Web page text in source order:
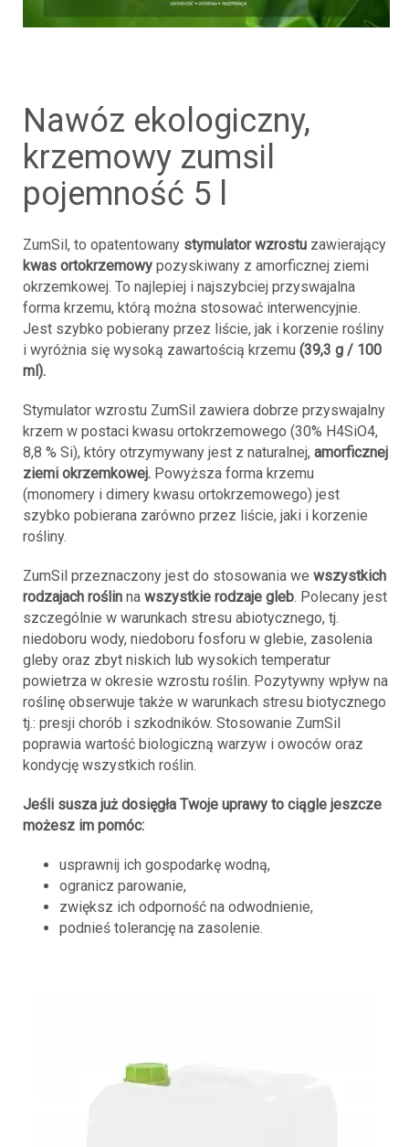
nawóz ekologiczny,
krzemowy zumsil
pojemność 5 l
ZumSil, to opatentowany stymulator wzrostu zawierający
kwas ortokrzemowy pozyskiwany z amorficznej ziemi
okrzemkowej. To najlepiej i najszybciej przyswajalna
forma krzemu, którą można stosować interwencyjnie.
Jest szybko pobierany przez liście, jak i korzenie rośliny
i wyróżnia się wysoką zawartością krzemu(39,3 g / 100
ml).
Stymulator wzrostu ZumSil zawiera dobrze przyswajalny
krzem w postaci kwasu ortokrzemowego (30% H4SiO4,
8,8 % Si), który otrzymywany jest z naturalnej,amorficznej
ziemi okrzemkowej. Powyższa forma krzemu
(monomery i dimery kwasu ortokrzemowego) jest
szybko pobierana zarówno przez liście, jaki i korzenie
rośliny.
ZumSil przeznaczony jest do stosowania we wszystkich
rodzajach roślin nawszystkie rodzaje gleb. Polecany jest
szczególnie w warunkach stresu abiotycznego, tj.
niedoboru wody, niedoboru fosforu w glebie, zasolenia
gleby oraz zbyt niskich lub wysokich temperatur
powietrza w okresie wzrostu roślin. Pozytywny wpływ na
roślinę obserwuje także w warunkach stresu biotycznego
tj.: presji chorób i szkodników. Stosowanie ZumSil
poprawia wartość biologiczną warzyw i owoców oraz
kondycję wszystkich roślin.
Jeśli susza już dosięgła Twoje uprawy to ciągle jeszcze
możesz im pomóc:
usprawnij ich gospodarkę wodną,
ogranicz parowanie,
zwiększ ich odporność na odwodnienie,
podnieś tolerancję na zasolenie.